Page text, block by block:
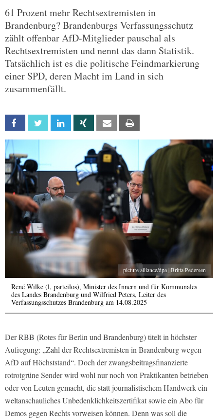
61 Prozent mehr Rechtsextremisten in
Brandenburg? Brandenburgs Verfassungsschutz
zählt offenbar AfD-Mitglieder pauschal als
Rechtsextremisten und nennt das dann Statistik.
Tatsächlich ist es die politische Feindmarkierung
einer SPD, deren Macht im Land in sich
zusammenfällt.
Facebook Twitter Linkedin Xing Email
picture alliance/dpa | Britta Pedersen
René Wilke (l, parteilos), Minister des Innern und für Kommunales
des Landes Brandenburg und Wilfried Peters, Leiter des
Verfassungsschutzes Brandenburg am 14.08.2025
Der RBB (Rotes für Berlin und Brandenburg) titelt in höchster
Aufregung: „Zahl der Rechtsextremisten in Brandenburg wegen
AfD auf Höchststand“. Doch der zwangsbeitragsfinanzierte
rotrotgrüne Sender wird wohl nur noch von Praktikanten betrieben
oder von Leuten gemacht, die statt journalistischem Handwerk ein
weltanschauliches Unbedenklichkeitszertifikat sowie ein Abo für
Demos gegen Rechts vorweisen können. Denn was soll die